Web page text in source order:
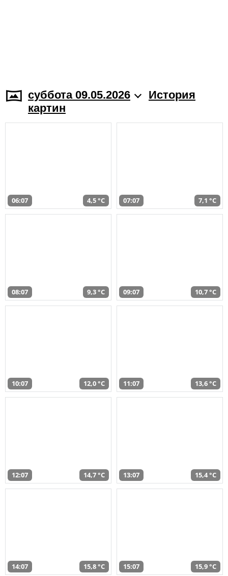
суббота 09.05.2026
История
картин
06:07 4,5 °C 07:07 7,1 °C
08:07 9,3 °C 09:07 10,7 °C
10:07 12,0 °C 11:07 13,6 °C
12:07 14,7 °C 13:07 15,4 °C
14:07 15,8 °C 15:07 15,9 °C